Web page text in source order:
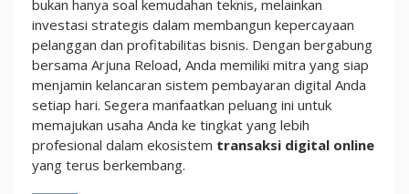
bukan hanya soal kemudahan teknis, melainkan
investasi strategis dalam membangun kepercayaan
pelanggan dan profitabilitas bisnis. Dengan bergabung
bersama Arjuna Reload, Anda memiliki mitra yang siap
menjamin kelancaran sistem pembayaran digital Anda
setiap hari. Segera manfaatkan peluang ini untuk
memajukan usaha Anda ke tingkat yang lebih
profesional dalam ekosistem transaksi digital online
yang terus berkembang.